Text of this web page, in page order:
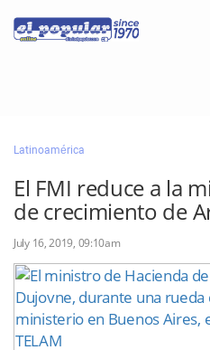
Classifieds
Categorías
Iniciar sesión con
Latinoamérica
El FMI reduce a la
de crecimiento de
July 16, 2019, 09:10am